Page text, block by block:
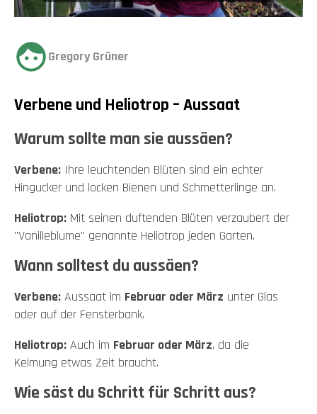
Gregory Grüner
Verbene und Heliotrop – Aussaat
Warum sollte man sie aussäen?
Verbene: Ihre leuchtenden Blüten sind ein echter
Hingucker und locken Bienen und Schmetterlinge an.
Heliotrop: Mit seinen duftenden Blüten verzaubert der
"Vanilleblume" genannte Heliotrop jeden Garten.
Wann solltest du aussäen?
Verbene: Aussaat im Februar oder März unter Glas
oder auf der Fensterbank.
Heliotrop: Auch im Februar oder März, da die
Keimung etwas Zeit braucht.
Wie säst du Schritt für Schritt aus?